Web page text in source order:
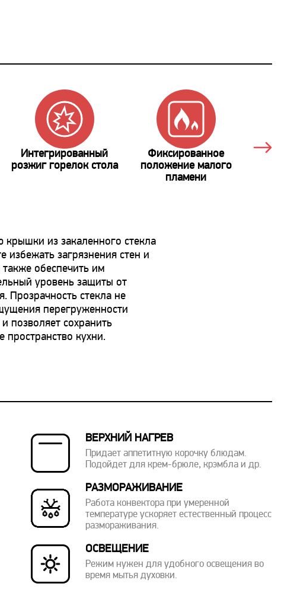
Интегрированный
розжиг горелок стола
Фиксированное
положение малого
пламени
из закаленного стекла
избежать загрязнения стен и
обеспечить им
уровень защиты от
Прозрачность стекла не
перегруженности
позволяет сохранить
пространство кухни.
ВЕРХНИЙ НАГРЕВ
Придает аппетитную корочку блюдам.
Подойдет для крем-брюле, крэмбла и др.
РАЗМОРАЖИВАНИЕ
Работа конвектора при умеренной
температуре ускоряет естественный процесс
размораживания.
ОСВЕЩЕНИЕ
Режим нужен для удобного освещения во
время мытья духовки.